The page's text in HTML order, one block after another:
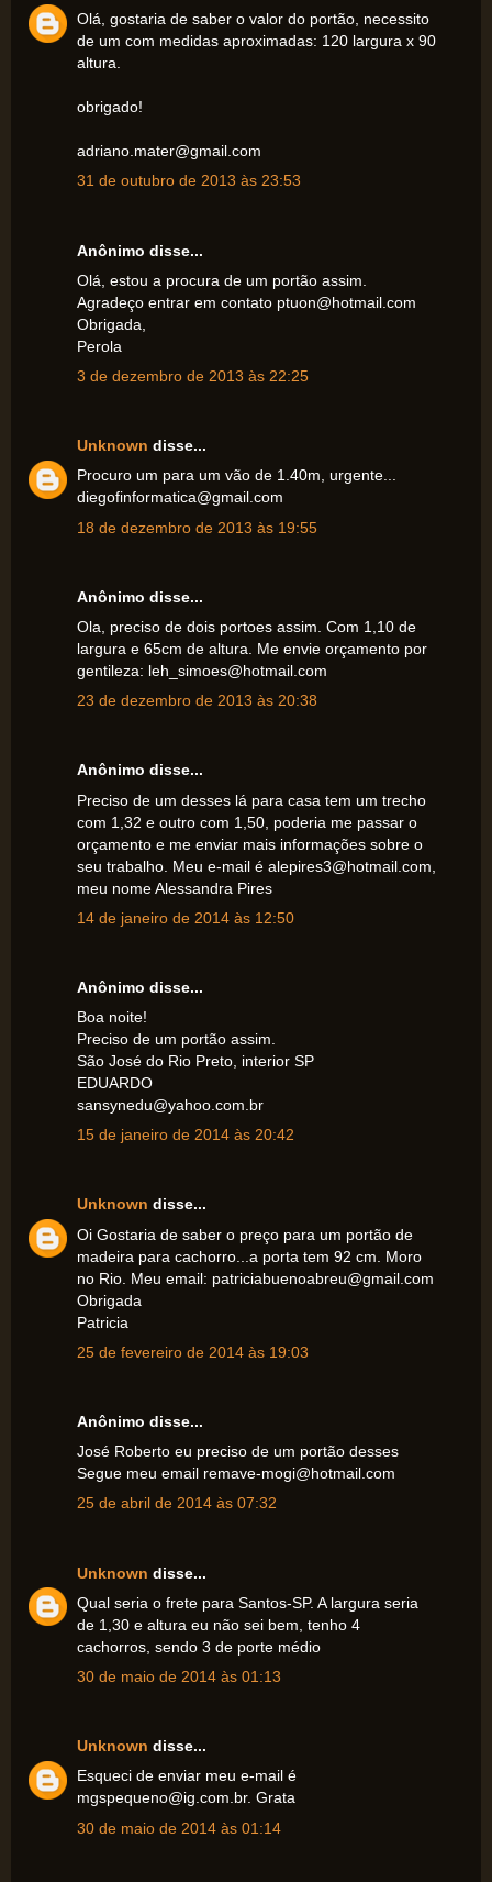
Olá, gostaria de saber o valor do portão, necessito
de um com medidas aproximadas: 120 largura x 90
altura.
obrigado!
adriano.mater@gmail.com
31 de outubro de 2013 às 23:53
Anônimo disse...
Olá, estou a procura de um portão assim.
Agradeço entrar em contato ptuon@hotmail.com
Obrigada,
Perola
3 de dezembro de 2013 às 22:25
Unknown disse...
Procuro um para um vão de 1.40m, urgente...
diegofinformatica@gmail.com
18 de dezembro de 2013 às 19:55
Anônimo disse...
Ola, preciso de dois portoes assim. Com 1,10 de
largura e 65cm de altura. Me envie orçamento por
gentileza: leh_simoes@hotmail.com
23 de dezembro de 2013 às 20:38
Anônimo disse...
Preciso de um desses lá para casa tem um trecho
com 1,32 e outro com 1,50, poderia me passar o
orçamento e me enviar mais informações sobre o
seu trabalho. Meu e-mail é alepires3@hotmail.com,
meu nome Alessandra Pires
14 de janeiro de 2014 às 12:50
Anônimo disse...
Boa noite!
Preciso de um portão assim.
São José do Rio Preto, interior SP
EDUARDO
sansynedu@yahoo.com.br
15 de janeiro de 2014 às 20:42
Unknown disse...
Oi Gostaria de saber o preço para um portão de
madeira para cachorro...a porta tem 92 cm. Moro
no Rio. Meu email: patriciabuenoabreu@gmail.com
Obrigada
Patricia
25 de fevereiro de 2014 às 19:03
Anônimo disse...
José Roberto eu preciso de um portão desses
Segue meu email remave-mogi@hotmail.com
25 de abril de 2014 às 07:32
Unknown disse...
Qual seria o frete para Santos-SP. A largura seria
de 1,30 e altura eu não sei bem, tenho 4
cachorros, sendo 3 de porte médio
30 de maio de 2014 às 01:13
Unknown disse...
Esqueci de enviar meu e-mail é
mgspequeno@ig.com.br. Grata
30 de maio de 2014 às 01:14